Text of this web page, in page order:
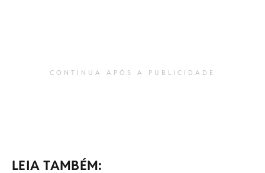
CONTINUA APÓS A PUBLICIDADE
LEIA TAMBÉM: